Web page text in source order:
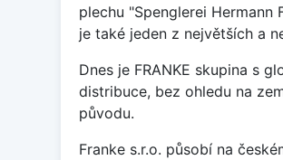
plechu "Spenglerei Hermann
je také jeden z největších a
Dnes je FRANKE skupina s
distribuce, bez ohledu na
původu.
Franke s.r.o. působí na